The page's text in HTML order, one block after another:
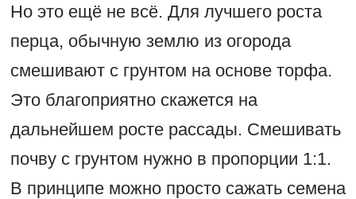
Но это ещё не всё. Для лучшего роста
перца, обычную землю из огорода
смешивают с грунтом на основе торфа.
Это благоприятно скажется на
дальнейшем росте рассады. Смешивать
почву с грунтом нужно в пропорции 1:1.
В принципе можно просто сажать семена